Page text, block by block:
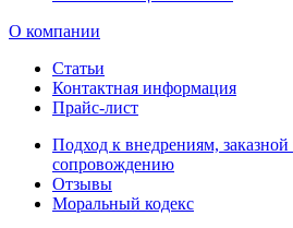
О компании
Статьи
Контактная информация
Прайс-лист
Подход к внедрениям, заказной
сопровождению
Отзывы
Моральный кодекс